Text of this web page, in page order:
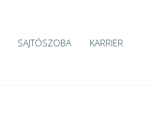
SAJTÓSZOBA KARRIER